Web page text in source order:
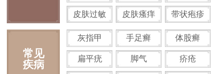
皮肤过敏 皮肤瘙痒 带状疱疹
常见
疾病
灰指甲 手足癣 体股癣
扁平疣 脚气 疥疮